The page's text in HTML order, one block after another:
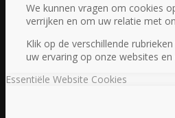
We kunnen vragen om cookies
verrijken en om uw relatie met
Klik op de verschillende
uw ervaring op onze websites
Essentiële Website Cookies